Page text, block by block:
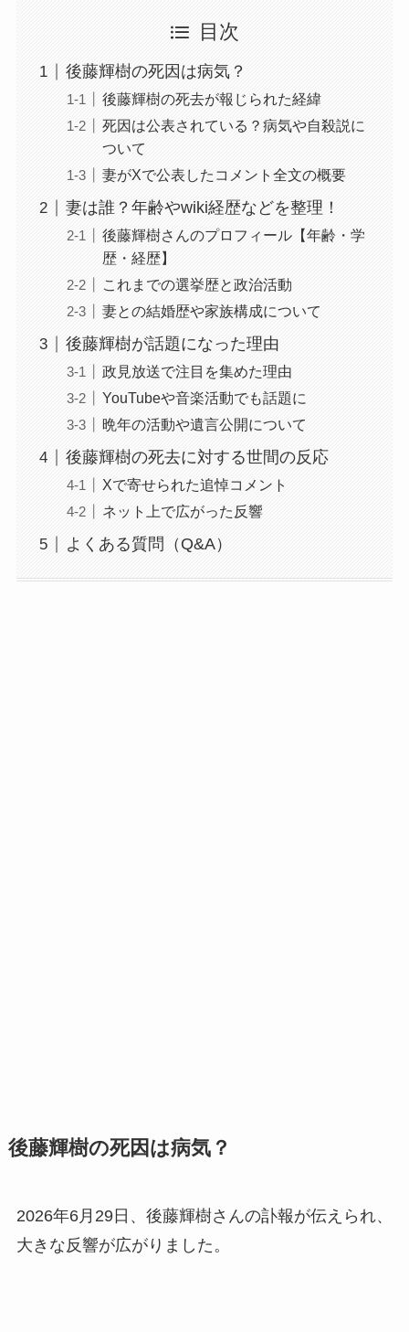
目次
後藤輝樹の死因は病気？
後藤輝樹の死去が報じられた経緯
死因は公表されている？病気や自殺説に
ついて
妻がXで公表したコメント全文の概要
妻は誰？年齢やwiki経歴などを整理！
後藤輝樹さんのプロフィール【年齢・学
歴・経歴】
これまでの選挙歴と政治活動
妻との結婚歴や家族構成について
後藤輝樹が話題になった理由
政見放送で注目を集めた理由
YouTubeや音楽活動でも話題に
晩年の活動や遺言公開について
後藤輝樹の死去に対する世間の反応
Xで寄せられた追悼コメント
ネット上で広がった反響
よくある質問（Q&A）
後藤輝樹の死因は病気？
2026年6月29日、後藤輝樹さんの訃報が伝えられ、
大きな反響が広がりました。